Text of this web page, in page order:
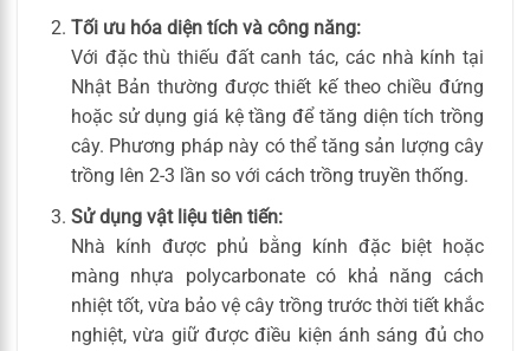
Tối ưu hóa diện tích và công năng:
Với đặc thù thiếu đất canh tác, các nhà kính tại
Nhật Bản thường được thiết kế theo chiều đứng
hoặc sử dụng giá kệ tầng để tăng diện tích trồng
cây. Phương pháp này có thể tăng sản lượng cây
trồng lên 2-3 lần so với cách trồng truyền thống.
Sử dụng vật liệu tiên tiến:
Nhà kính được phủ bằng kính đặc biệt hoặc
màng nhựa polycarbonate có khả năng cách
nhiệt tốt, vừa bảo vệ cây trồng trước thời tiết khắc
nghiệt, vừa giữ được điều kiện ánh sáng đủ cho